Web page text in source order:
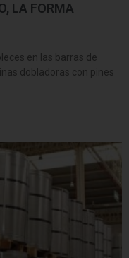
LA FORMA
en las barras de
dobladoras con pines